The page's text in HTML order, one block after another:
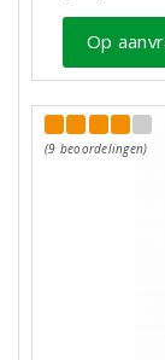
Op
(9 beoordelingen)